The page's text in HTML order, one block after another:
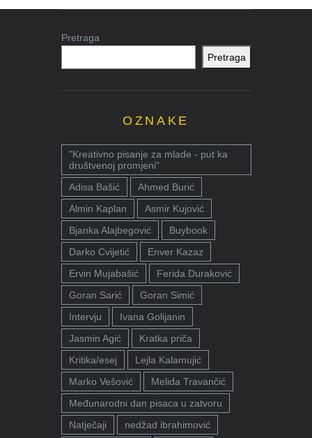
Pretraga
Pretraga
OZNAKE
"Kreativno pisanje za mlade - put ka
društvenoj promjeni"
Adisa Bašić
Ahmed Burić
Almin Kaplan
Asmir Kujović
Bjanka Alajbegović
Buybook
Darko Cvijetić
Enver Kazaz
Ervin Mujabašić
Ferida Duraković
Goran Sarić
Goran Simić
Intervju
Ivana Golijanin
Jasmin Agić
Kratka priča
Kritika/esej
Lejla Kalamujić
Marko Vešović
Melida Travančić
Međunarodni dan pisaca u zatvoru
Natječaji
nedžad ibrahimović